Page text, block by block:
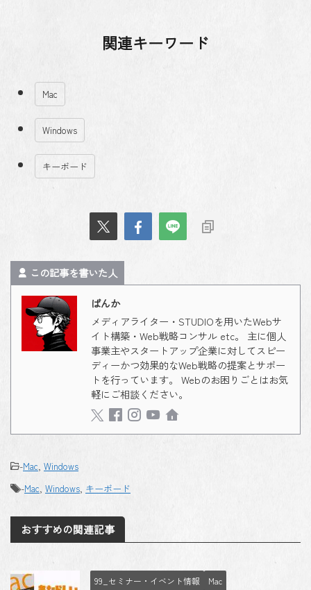
関連キーワード
Mac
Windows
キーボード
この記事を書いた人
ばんか
メディアライター・STUDIOを用いたWebサ
イト構築・Web戦略コンサル etc。 主に個人
事業主やスタートアップ企業に対してスピー
ディーかつ効果的なWeb戦略の提案とサポー
トを行っています。 Webのお困りごとはお気
軽にご相談ください。
-Mac Windows
-Mac Windows キーボード
おすすめの関連記事
99_セミナー・イベント情報 Mac